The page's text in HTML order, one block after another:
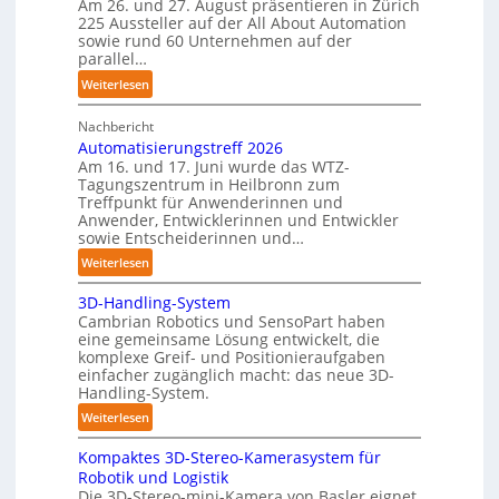
n
g
a
u
c
h
r
o
b
o
t
e
r
e
n
p
e
r
o
b
o
t
Am 26. und 27. August präsentieren in Zürich
225 Aussteller auf der All About Automation
sowie rund 60 Unternehmen auf der
parallel…
Weiterlesen:
A
A
A
Z
ü
r
i
c
h
:
T
r
e
f
f
p
u
n
k
Nachbericht
Automatisierungstreff 2026
Am 16. und 17. Juni wurde das WTZ-
Tagungszentrum in Heilbronn zum
Treffpunkt für Anwenderinnen und
Anwender, Entwicklerinnen und Entwickler
sowie Entscheiderinnen und…
Weiterlesen:
A
u
t
o
m
a
t
i
s
i
e
3D-Handling-System
Cambrian Robotics und SensoPart haben
eine gemeinsame Lösung entwickelt, die
komplexe Greif- und Positionieraufgaben
einfacher zugänglich macht: das neue 3D-
Handling-System.
Weiterlesen:
3
D
-
Kompaktes 3D-Stereo-Kamerasystem für
Robotik und Logistik